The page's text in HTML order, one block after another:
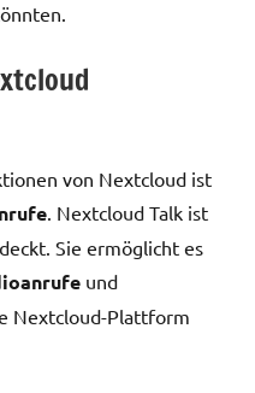
von Nextcloud ist
. Nextcloud Talk ist
Sie ermöglicht es
und
Nextcloud-Plattform